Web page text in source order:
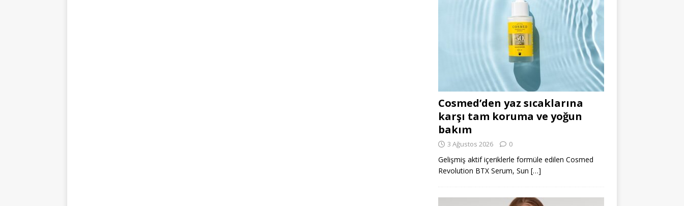
Cosmed’den yaz sıcaklarına
karşı tam koruma ve yoğun
bakım
3 Ağustos 2026 0
Gelişmiş aktif içeriklerle formüle edilen Cosmed
Revolution BTX Serum, Sun […]